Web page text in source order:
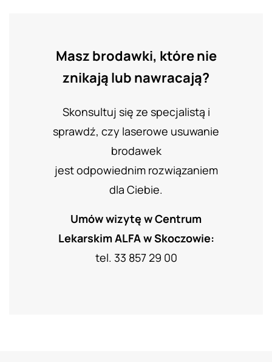
Masz brodawki, które nie
znikają lub nawracają?
Skonsultuj się ze specjalistą i
sprawdź, czy laserowe usuwanie
brodawek
jest odpowiednim rozwiązaniem
dla Ciebie.
Umów wizytę w Centrum
Lekarskim ALFA w Skoczowie:
tel. 33 857 29 00